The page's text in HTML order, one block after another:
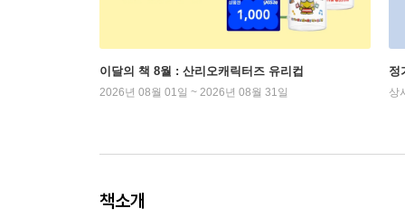
이달의 책 8월 : 산리오캐릭터즈 유리컵
2026년 08월 01일 ~ 2026년 08월 31일
정
상
책소개